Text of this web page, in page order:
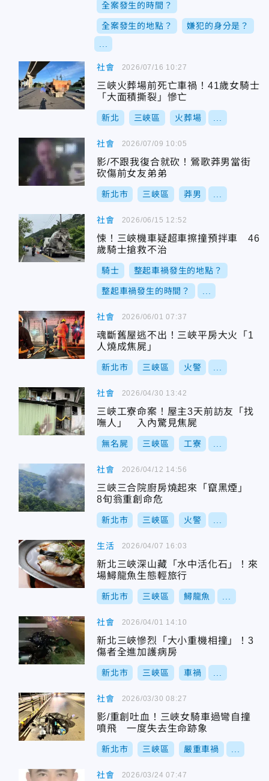
全案發生的時間？
全案發生的地點？ 嫌犯的身分是？
社會
三峽火葬場前死亡車禍！41歲女騎士
「大面積撕裂」慘亡
新北 三峽區 火葬場
2026/07/16 10:27
社會
影/不跟我復合就砍！鶯歌莽男當街
砍傷前女友弟弟
新北市 三峽區 莽男
2026/07/09 10:05
社會
悚！三峽機車疑超車擦撞預拌車 46
歲騎士搶救不治
騎士 整起車禍發生的地點？
整起車禍發生的時間？
2026/06/15 12:52
社會
魂斷舊屋逃不出！三峽平房大火「1
人燒成焦屍」
新北市 三峽區 火警
2026/06/01 07:37
社會
三峽工寮命案！屋主3天前訪友「找
嘸人」 入內驚見焦屍
無名屍 三峽區 工寮
2026/04/30 13:42
社會
三峽三合院廚房燒起來「竄黑煙」
8旬翁重創命危
新北市 三峽區 火警
2026/04/12 14:56
生活
新北三峽深山藏「水中活化石」！來
場鱘龍魚生態輕旅行
新北市 三峽區 鱘龍魚
2026/04/07 16:03
社會
新北三峽慘烈「大小重機相撞」！3
傷者全進加護病房
新北市 三峽區 車禍
2026/04/01 14:10
社會
影/重創吐血！三峽女騎車過彎自撞
噴飛 一度失去生命跡象
新北市 三峽區 嚴重車禍
2026/03/30 08:27
社會 2026/03/24 07:47